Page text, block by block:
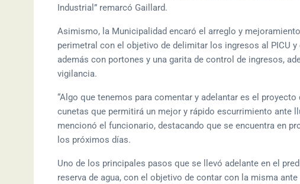
Industrial” remarcó Gaillard.
Asimismo, la Municipalidad encaró el arreglo y
perimetral con el objetivo de delimitar los ingresos al PICU
además con portones y una garita de control de ingresos,
vigilancia.
“Algo que tenemos para comentar y adelantar es el
cunetas que permitirá un mejor y rápido escurrimiento ante
mencionó el funcionario, destacando que se encuentra en
los próximos días.
Uno de los principales pasos que se llevó adelante en el
reserva de agua, con el objetivo de contar con la misma